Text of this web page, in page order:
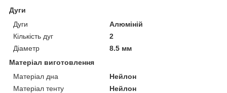
Дуги
Дуги
Алюміній
Кількість дуг
2
Діаметр
8.5 мм
Матеріал виготовлення
Матеріал дна
Нейлон
Матеріал тенту
Нейлон